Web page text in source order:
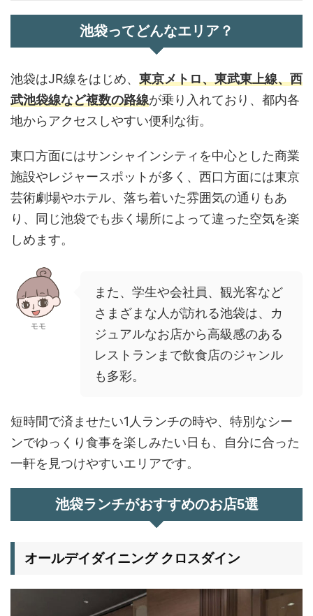
池袋ってどんなエリア？
池袋はJR線をはじめ、 東京メトロ、東武東上線、西
武池袋線など複数の路線が乗り入れており、都内各
地からアクセスしやすい便利な街。
東口方面にはサンシャインシティを中心とした商業
施設やレジャースポットが多く、西口方面には東京
芸術劇場やホテル、落ち着いた雰囲気の通りもあ
り、同じ池袋でも歩く場所によって違った空気を楽
しめます。
モモ
また、学生や会社員、観光客など
さまざまな人が訪れる池袋は、カ
ジュアルなお店から高級感のある
レストランまで飲食店のジャンル
も多彩。
短時間で済ませたい1人ランチの時や、特別なシー
ンでゆっくり食事を楽しみたい日も、自分に合った
一軒を見つけやすいエリアです。
池袋ランチがおすすめのお店5選
オールデイダイニング クロスダイン